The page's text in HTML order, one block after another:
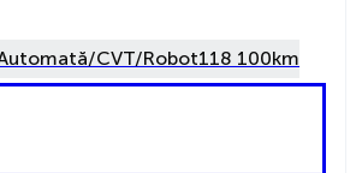
CVT/Robot118 100km